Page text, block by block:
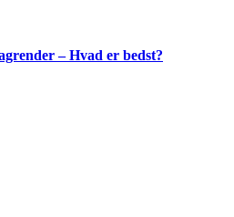
– Hvad er bedst?